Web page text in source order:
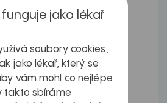
problém trvá, berete
již nějaké...
problém trvá, berete
již nějaké...
jako lékař
soubory cookies,
jako lékař, který se
vám mohl co nejlépe
takto sbíráme